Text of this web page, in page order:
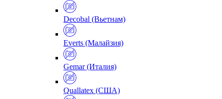
Decobal (Вьетнам)
Everts (Малайзия)
Gemar (Италия)
Quallatex (США)